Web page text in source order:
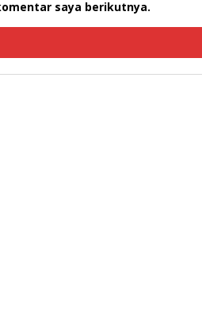
saya berikutnya.